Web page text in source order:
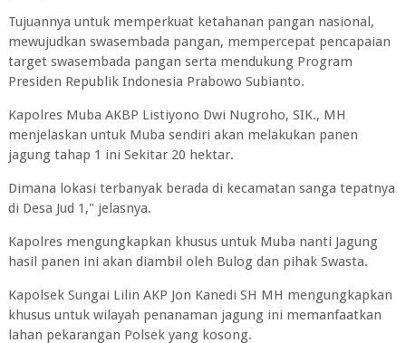
Tujuannya untuk memperkuat ketahanan pangan nasional,
mewujudkan swasembada pangan, mempercepat pencapaian
target swasembada pangan serta mendukung Program
Presiden Republik Indonesia Prabowo Subianto.
Kapolres Muba AKBP Listiyono Dwi Nugroho, SIK., MH
menjelaskan untuk Muba sendiri akan melakukan panen
jagung tahap 1 ini Sekitar 20 hektar.
Dimana lokasi terbanyak berada di kecamatan sanga tepatnya
di Desa Jud 1," jelasnya.
Kapolres mengungkapkan khusus untuk Muba nanti Jagung
hasil panen ini akan diambil oleh Bulog dan pihak Swasta.
Kapolsek Sungai Lilin AKP Jon Kanedi SH MH mengungkapkan
khusus untuk wilayah penanaman jagung ini memanfaatkan
lahan pekarangan Polsek yang kosong.